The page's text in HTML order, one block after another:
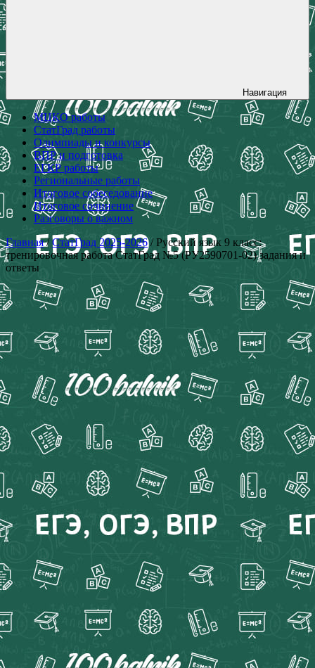
Навигация
МЦКО работы
СтатГрад работы
Олимпиады и конкурсы
ВПР и подготовка
ЕГКР работы
Региональные работы
Итоговое собеседование
Итоговое сочинение
Разговоры о важном
Главная/СтатГрад 2025-2026/ Русский язык 9 класс:
тренировочная работа СтатГрад №5 (РУ2590701-02) задания и
ответы